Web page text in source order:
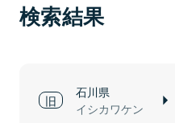
検索結果
石川県
イシカワケン